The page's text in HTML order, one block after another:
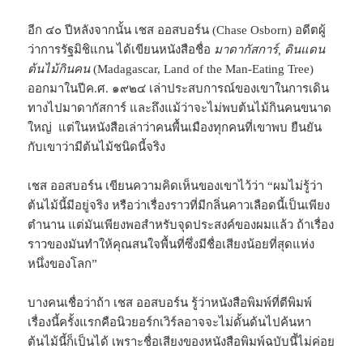
อีก ๔๐ ปีหลังจากนั้น เชส ออสบอร์น (Chase Osborn) อดีตผู้
ว่าการรัฐมิชิแกน ได้เขียนหนังสือชื่อ มาดากัสการ์, ดินแดน
ต้นไม้กินคน(Madagascar, Land of the Man-Eating Tree)
ออกมาในปีค.ศ. ๑๙๒๔ เล่าประสบการณ์ของเขาในการเดิน
ทางไปมาดากัสการ์ และถึงแม้ว่าจะไม่พบต้นไม้กินคนขนาด
ใหญ่ แต่ในหนังสือเล่าว่าคนพื้นเมืองทุกคนที่เขาพบ ยืนยัน
กับเขาว่ามีต้นไม้ชนิดนี้จริง
เชส ออสบอร์น เขียนความคิดเห็นของเขาไว้ว่า “ผมไม่รู้ว่า
ต้นไม้นี้มีอยู่จริง หรือว่าเรื่องราวที่มีกลิ่นคาวเลือดนี้เป็นเพียง
ตำนาน แต่มันเพียงพอสำหรับจุดประสงค์ของผมแล้ว ถ้าเรื่อง
ราวของมันทำให้คุณสนใจพื้นที่ซึ่งมีชื่อเสียงน้อยที่สุดแห่ง
หนึ่งของโลก”
บางคนเชื่อว่าถ้า เชส ออสบอร์น รู้ว่าหนังสือพิมพ์ที่ตีพิมพ์
เรื่องนี้ครั้งแรกคือนิวยอร์กเวิร์ลอาจจะไม่ดั้นด้นไปค้นหา
ต้นไม้นี้ก็เป็นได้ เพราะชื่อเสียงของหนังสือพิมพ์ฉบับนี้ไม่ค่อย